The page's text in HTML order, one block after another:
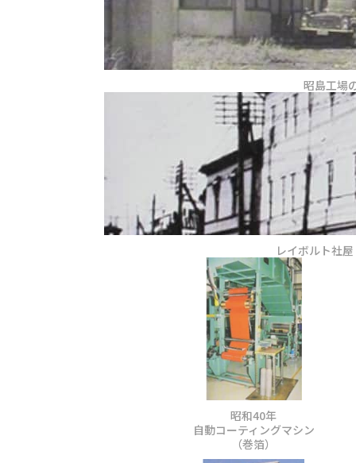
昭島工場
レイボルト社
昭和40年
自動コーティングマシン
（巻箔）